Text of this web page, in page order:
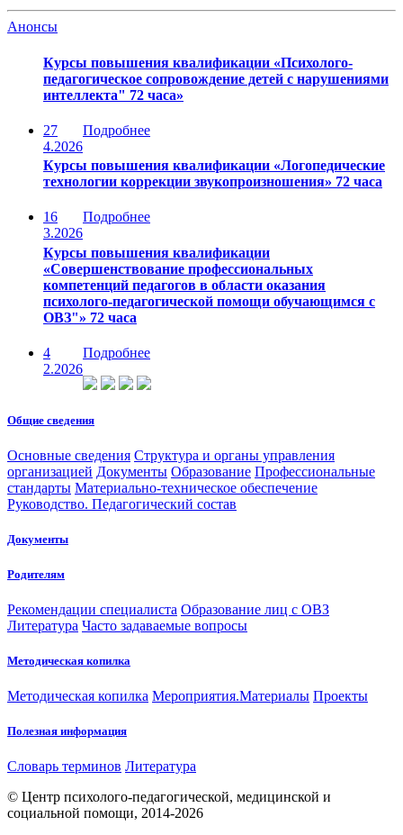
Анонсы
Курсы повышения квалификации «Психолого-
педагогическое сопровождение детей с нарушениями
интеллекта" 72 часа»
27
4.2026
Подробнее
Курсы повышения квалификации «Логопедические
технологии коррекции звукопроизношения» 72 часа
16
3.2026
Подробнее
Курсы повышения квалификации
«Совершенствование профессиональных
компетенций педагогов в области оказания
психолого-педагогической помощи обучающимся с
ОВЗ"» 72 часа
4
2.2026
Подробнее
Общие сведения
Основные сведения Структура и органы управления
организацией Документы Образование Профессиональные
стандарты Материально-техническое обеспечение
Руководство. Педагогический состав
Документы
Родителям
Рекомендации специалиста Образование лиц с ОВЗ
Литература Часто задаваемые вопросы
Методическая копилка
Методическая копилка Мероприятия.Материалы Проекты
Полезная информация
Словарь терминов Литература
© Центр психолого-педагогической, медицинской и
социальной помощи, 2014-2026